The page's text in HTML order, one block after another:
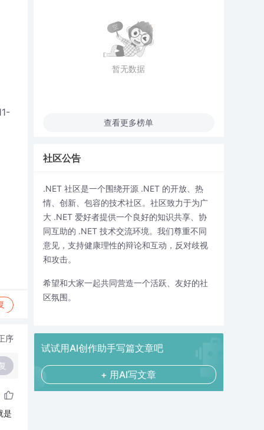
序
是
暂无数据
查看更多榜单
社区公告
.NET 社区是一个围绕开源 .NET 的开放、热
情、创新、包容的技术社区。社区致力于为广
大 .NET 爱好者提供一个良好的知识共享、协
同互助的 .NET 技术交流环境。我们尊重不同
意见，支持健康理性的辩论和互动，反对歧视
和攻击。
希望和大家一起共同营造一个活跃、友好的社
区氛围。
试试用AI创作助手写篇文章吧
+ 用AI写文章